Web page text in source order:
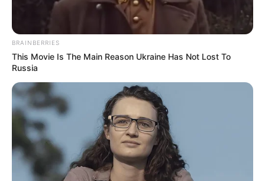
BRAINBERRIES
This Movie Is The Main Reason Ukraine Has Not Lost To
Russia